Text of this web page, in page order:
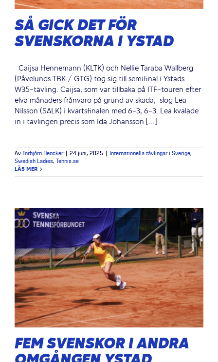
SÅ GICK DET FÖR
SVENSKORNA I YSTAD
Caijsa Hennemann (KLTK) och Nellie Taraba Wallberg
(Påvelunds TBK / GTG) tog sig till semifinal i Ystads
W35-tävling. Caijsa, som var tillbaka på ITF-touren efter
elva månaders frånvaro på grund av skada, slog Lea
Nilsson (SALK) i kvartsfinalen med 6-3, 6-3. Lea kvalade
in i tävlingen precis som Ida Johansson [...]
Av Torbjörn Dencker 24 juni, 2025 Internationella tävlingar i Sverige,
Swedish Ladies, Tennis.se
LÄS MER
FEM SVENSKOR I ANDRA